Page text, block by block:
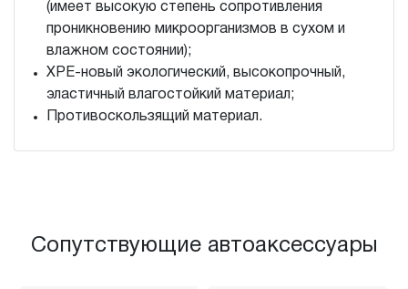
(имеет высокую степень сопротивления
проникновению микроорганизмов в сухом и
влажном состоянии);
XPE-новый экологический, высокопрочный,
эластичный влагостойкий материал;
Противоскользящий материал.
Сопутствующие автоаксессуары